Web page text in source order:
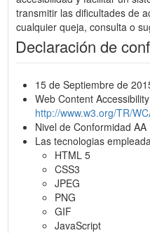
transmitir las dificultades de
cualquier queja, consulta o
Declaración de
15 de Septiembre de
Web Content
http://www.w3.org/TR/
Nivel de Conformidad AA
Las tecnologias
HTML 5
CSS3
JPEG
PNG
GIF
JavaScript